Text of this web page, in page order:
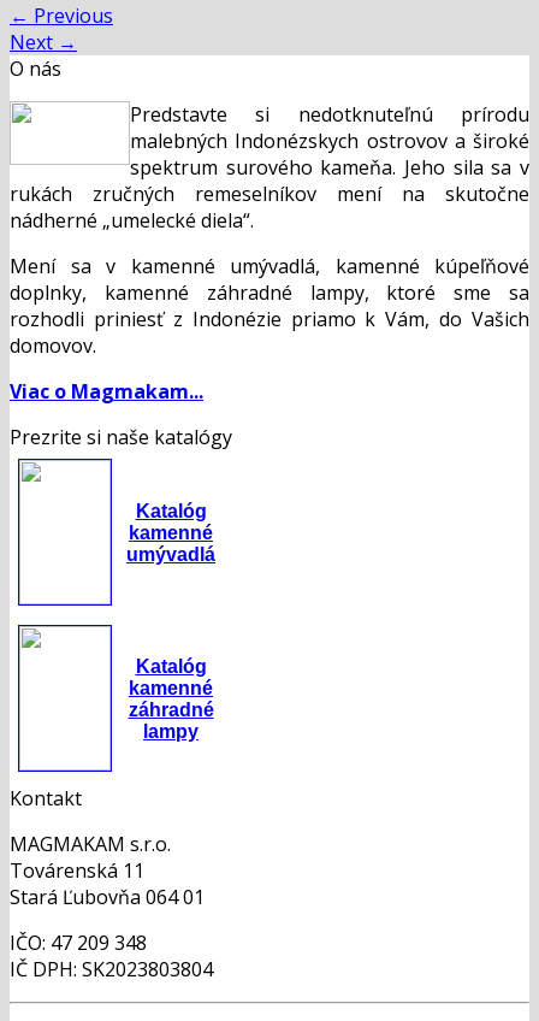
← Previous
Next →
O nás
Predstavte si nedotknuteľnú prírodu
malebných Indonézskych ostrovov a široké
spektrum surového kameňa. Jeho sila sa v
rukách zručných remeselníkov mení na skutočne
nádherné „umelecké diela“.
Mení sa v kamenné umývadlá, kamenné kúpeľňové
doplnky, kamenné záhradné lampy, ktoré sme sa
rozhodli priniesť z Indonézie priamo k Vám, do Vašich
domovov.
Viac o Magmakam...
Prezrite si naše katalógy
Katalóg
kamenné
umývadlá
Katalóg
kamenné
záhradné
lampy
Kontakt
MAGMAKAM s.r.o.
Továrenská 11
Stará Ľubovňa 064 01
IČO: 47 209 348
IČ DPH: SK2023803804